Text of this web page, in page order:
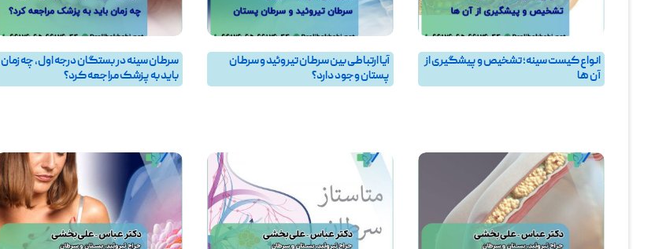
انواع کیست سینه؛ تشخیص و پیشگیری از
آن ها
آیا ارتباطی بین سرطان تیروئید و سرطان
پستان وجود دارد؟
سرطان سینه در بستگان درجه اول، چه زمان
باید به پزشک مراجعه کرد؟